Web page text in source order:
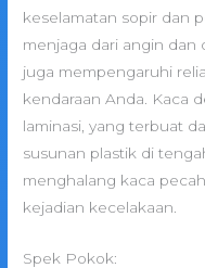
keselamatan sopir dan
menjaga dari angin
juga mempengaruhi
kendaraan Anda. Kaca
laminasi, yang terbuat
susunan plastik di
menghalang kaca
kejadian kecelakaan.
Spek Pokok: